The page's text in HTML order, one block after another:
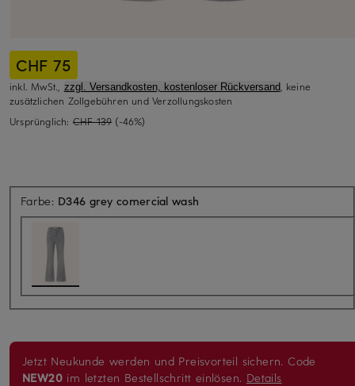
CHF 75
inkl. MwSt., zzgl. Versandkosten, kostenloser Rückversand, keine
zusätzlichen Zollgebühren und Verzollungskosten
Ursprünglich: CHF 139 (-46%)
Farbe: D346 grey comercial wash
Jetzt Neukunde werden und Preisvorteil sichern. Code
NEW20 im letzten Bestellschritt einlösen. Details